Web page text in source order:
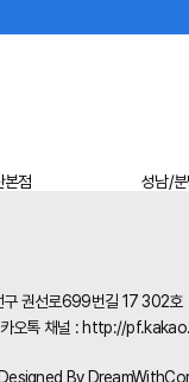
성남/분당점
구 권선로699번길 17 302호
오톡 채널 : http://
By